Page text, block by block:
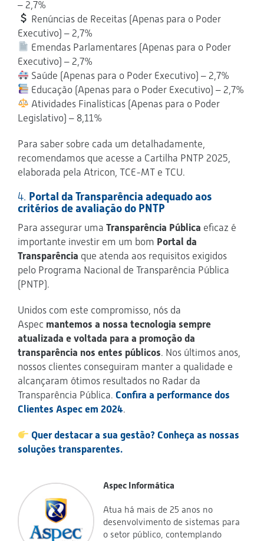
– 2,7%
Renúncias de Receitas (Apenas para o Poder
Executivo) – 2,7%
Emendas Parlamentares (Apenas para o Poder
Executivo) – 2,7%
Saúde (Apenas para o Poder Executivo) – 2,7%
Educação (Apenas para o Poder Executivo) – 2,7%
Atividades Finalísticas (Apenas para o Poder
Legislativo) – 8,11%
Para saber sobre cada um detalhadamente,
recomendamos que acesse a Cartilha PNTP 2025,
elaborada pela Atricon, TCE-MT e TCU.
4. Portal da Transparência adequado aos
critérios de avaliação do PNTP
Para assegurar uma Transparência Pública eficaz é
importante investir em um bom Portal da
Transparência que atenda aos requisitos exigidos
pelo Programa Nacional de Transparência Pública
(PNTP).
Unidos com este compromisso, nós da
Aspec mantemos a nossa tecnologia sempre
atualizada e voltada para a promoção da
transparência nos entes públicos. Nos últimos anos,
nossos clientes conseguiram manter a qualidade e
alcançaram ótimos resultados no Radar da
Transparência Pública. Confira a performance dos
Clientes Aspec em 2024.
Quer destacar a sua gestão? Conheça as nossas
soluções transparentes.
Aspec Informática
Atua há mais de 25 anos no
desenvolvimento de sistemas para
o setor público, contemplando